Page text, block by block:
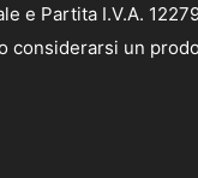
e Partita I.V.A.
considerarsi un